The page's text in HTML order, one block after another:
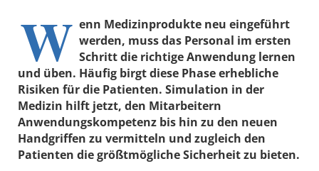
W enn Medizinprodukte neu eingeführt
werden, muss das Personal im ersten
Schritt die richtige Anwendung lernen
und üben. Häufig birgt diese Phase erhebliche
Risiken für die Patienten. Simulation in der
Medizin hilft jetzt, den Mitarbeitern
Anwendungskompetenz bis hin zu den neuen
Handgriffen zu vermitteln und zugleich den
Patienten die größtmögliche Sicherheit zu bieten.